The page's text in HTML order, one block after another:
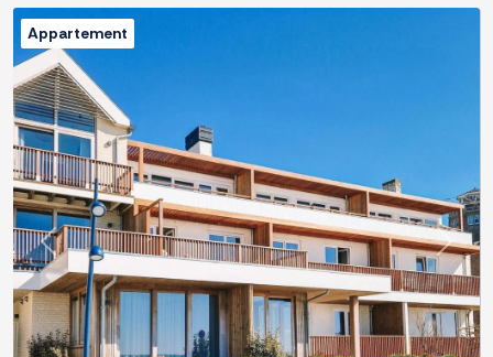
Previous Next
Appartement